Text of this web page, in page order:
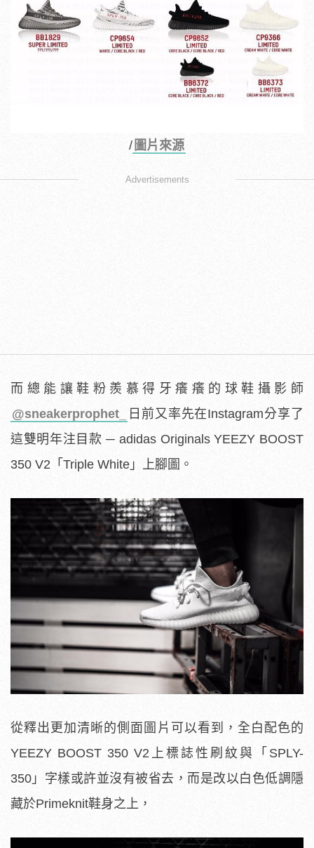
/ 圖片來源
Advertisements
而總能讓鞋粉羨慕得牙癢癢的球鞋攝影師
@sneakerprophet_
日前又率先在Instagram分享了
這雙明年注目款 ─ adidas Originals YEEZY BOOST
350 V2「Triple White」上腳圖。
從釋出更加清晰的側面圖片可以看到，全白配色的
YEEZY BOOST 350 V2上標誌性刷紋與「SPLY-
350」字樣或許並沒有被省去，而是改以白色低調隱
藏於Primeknit鞋身之上，